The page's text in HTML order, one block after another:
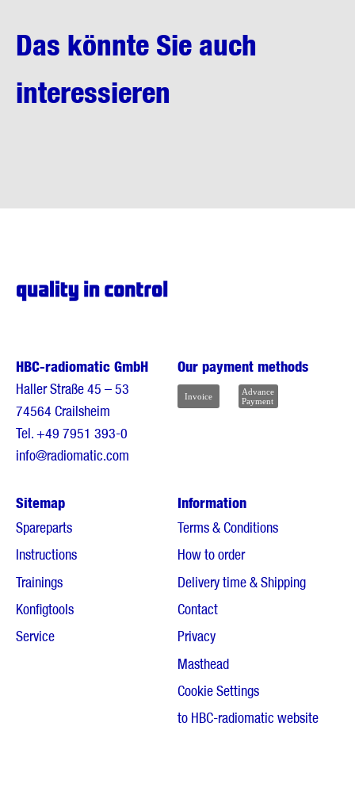
Das könnte Sie auch
interessieren
HBC-radiomatic GmbH
Haller Straße 45 – 53
74564 Crailsheim
Tel.+49 7951 393-0
info@radiomatic.com
Our payment methods
Sitemap
Spareparts
Instructions
Trainings
Konfigtools
Service
Information
Terms & Conditions
How to order
Delivery time & Shipping
Contact
Privacy
Masthead
Cookie Settings
to HBC-radiomatic website